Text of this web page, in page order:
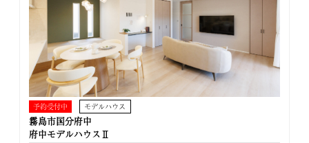
予約受付中 モデルハウス
霧島市国分府中
府中モデルハウスⅡ